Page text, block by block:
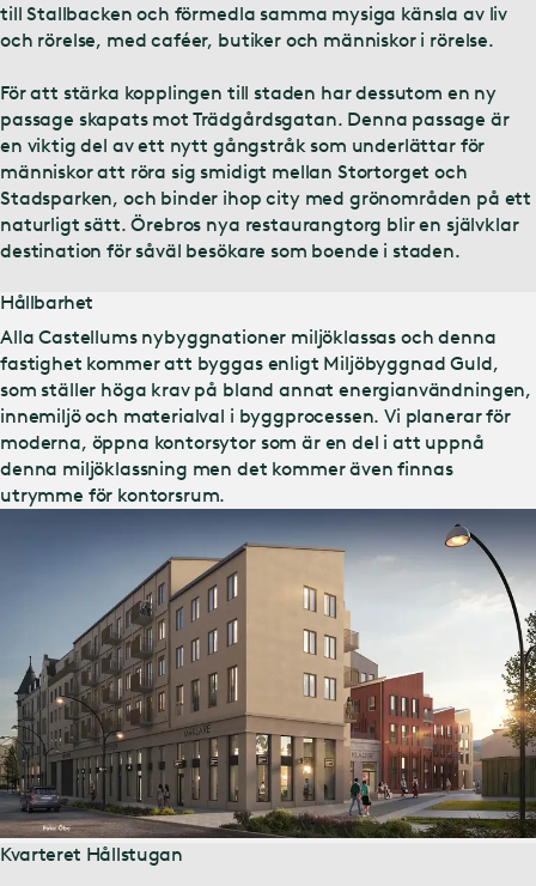
till Stallbacken och förmedla samma mysiga känsla av liv
och rörelse, med caféer, butiker och människor i rörelse.
För att stärka kopplingen till staden har dessutom en ny
passage skapats mot Trädgårdsgatan. Denna passage är
en viktig del av ett nytt gångstråk som underlättar för
människor att röra sig smidigt mellan Stortorget och
Stadsparken, och binder ihop city med grönområden på ett
naturligt sätt. Örebros nya restaurangtorg blir en självklar
destination för såväl besökare som boende i staden.
Hållbarhet
Alla Castellums nybyggnationer miljöklassas och denna
fastighet kommer att byggas enligt Miljöbyggnad Guld,
som ställer höga krav på bland annat energianvändningen,
innemiljö och materialval i byggprocessen. Vi planerar för
moderna, öppna kontorsytor som är en del i att uppnå
denna miljöklassning men det kommer även finnas
utrymme för kontorsrum.
Kvarteret Hållstugan